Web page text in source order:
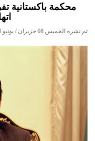
محكمة باكستانية
تم نشره الخميس 08 حزيران / يونيو 2023 09:16 مساءً